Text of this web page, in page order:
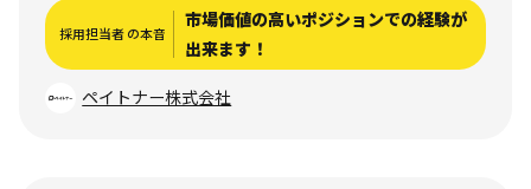
採用担当者 の本音
市場価値の高いポジションでの経験が
出来ます！
ペイトナー株式会社